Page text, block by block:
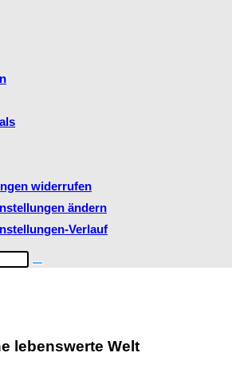
widerrufen
ändern
Verlauf
lebenswerte Welt